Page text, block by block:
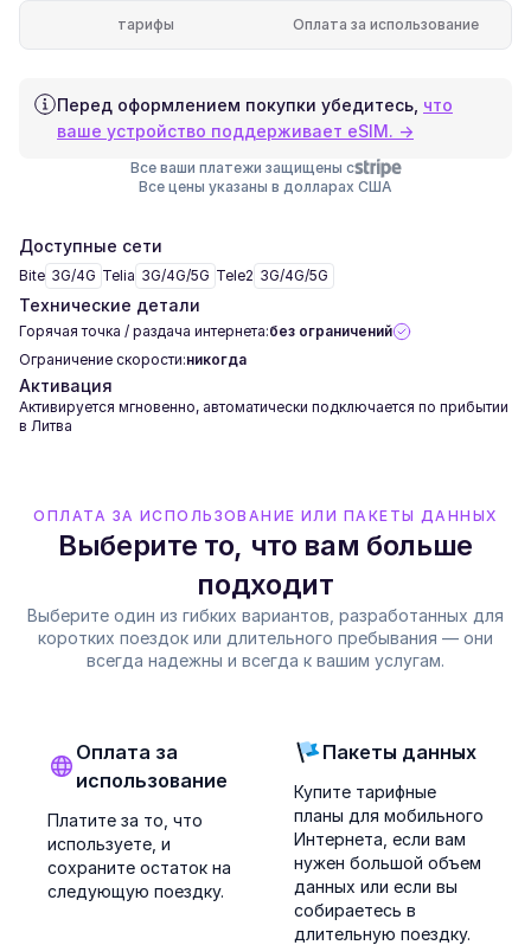
тарифы
Оплата за использование
Перед оформлением покупки убедитесь, что
ваше устройство поддерживает eSIM. →
Все ваши платежи защищены с
Все цены указаны в долларах США
Доступные сети
Bite 3G/4G Telia 3G/4G/5G Tele2 3G/4G/5G
Технические детали
Горячая точка / раздача интернета:без ограничений
Ограничение скорости:никогда
Активация
Активируется мгновенно, автоматически подключается по прибытии
в Литва
ОПЛАТА ЗА ИСПОЛЬЗОВАНИЕ ИЛИ ПАКЕТЫ ДАННЫХ
Выберите то, что вам больше
подходит
Выберите один из гибких вариантов, разработанных для
коротких поездок или длительного пребывания — они
всегда надежны и всегда к вашим услугам.
Оплата за
использование
Платите за то, что
используете, и
сохраните остаток на
следующую поездку.
Пакеты данных
Купите тарифные
планы для мобильного
Интернета, если вам
нужен большой объем
данных или если вы
собираетесь в
длительную поездку.